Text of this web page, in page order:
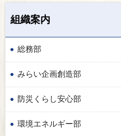
組織案内
総務部
みらい企画創造部
防災くらし安心部
環境エネルギー部